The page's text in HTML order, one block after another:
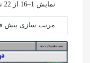
نمایش 1–16 از 22 نتیجه